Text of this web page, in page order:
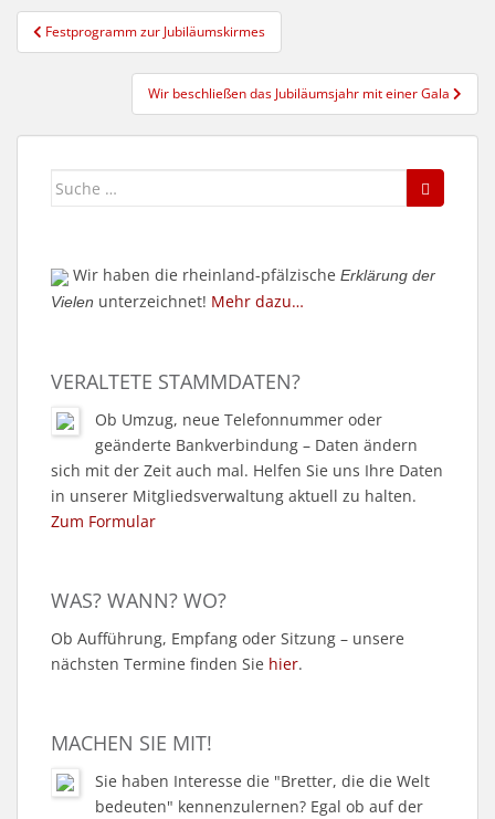
Beitragsnavigation
Festprogramm zur Jubiläumskirmes
Wir beschließen das Jubiläumsjahr mit einer Gala
Suche
Wir haben die rheinland-pfälzische Erklärung der
Vielen unterzeichnet! Mehr dazu…
VERALTETE STAMMDATEN?
Ob Umzug, neue Telefonnummer oder
geänderte Bankverbindung – Daten ändern
sich mit der Zeit auch mal. Helfen Sie uns Ihre Daten
in unserer Mitgliedsverwaltung aktuell zu halten.
Zum Formular
WAS? WANN? WO?
Ob Aufführung, Empfang oder Sitzung – unsere
nächsten Termine finden Sie hier.
MACHEN SIE MIT!
Sie haben Interesse die "Bretter, die die Welt
bedeuten" kennenzulernen? Egal ob auf der